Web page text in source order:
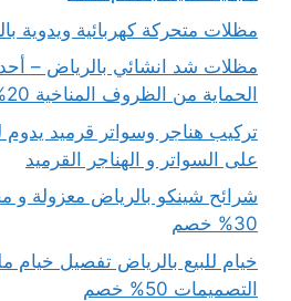
مظلات متحركة كهربائية ويدوية
مظلات شد انشائي بالرياض –
الحماية من الظروف المناخية 20% خصم
على السواتر و الهناجر القرميد
شرائح شينكو بالرياض معزولة و
30% خصم
خيام للبيع بالرياض تفصيل خيام
التصميمات 50% خصم